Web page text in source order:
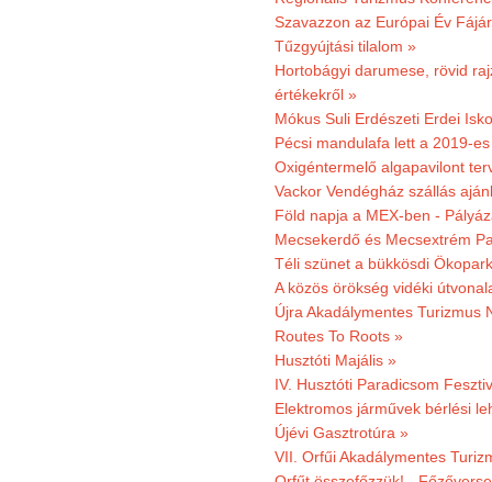
Szavazzon az Európai Év
Tűzgyújtási tilalom »
Hortobágyi darumese, rövid
értékekről »
Mókus Suli Erdészeti Erdei
Pécsi mandulafa lett a 2019-
Oxigéntermelő algapavilont
Vackor Vendégház szállás
Föld napja a MEX-ben -
Mecsekerdő és Mecsextrém
Téli szünet a bükkösdi
A közös örökség vidéki
Újra Akadálymentes Turizmus
Routes To Roots »
Husztóti Majális »
IV. Husztóti Paradicsom
Elektromos járművek bérlési
Újévi Gasztrotúra »
VII. Orfűi Akadálymentes